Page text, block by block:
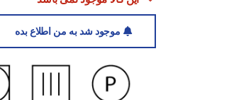
موجود شد به من اطلاع بده